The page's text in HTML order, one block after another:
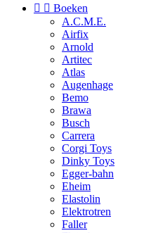
  Boeken
A.C.M.E.
Airfix
Arnold
Artitec
Atlas
Augenhage
Bemo
Brawa
Busch
Carrera
Corgi Toys
Dinky Toys
Egger-bahn
Eheim
Elastolin
Elektrotren
Faller